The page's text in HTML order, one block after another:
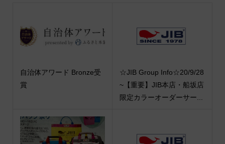
自治体アワード Bronze受
賞
☆JIB Group Info☆20/9/28
~【重要】JIB本店・船坂店
限定カラーオーダーサー...